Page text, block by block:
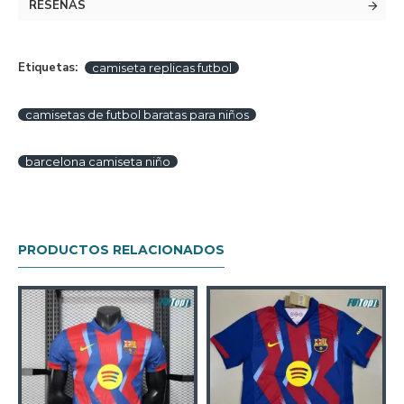
RESEÑAS
Etiquetas: camiseta replicas futbol
camisetas de futbol baratas para niños
barcelona camiseta niño
PRODUCTOS RELACIONADOS